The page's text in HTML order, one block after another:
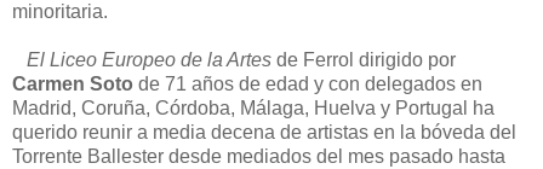
minoritaria.
El Liceo Europeo de la Artes de Ferrol dirigido por
Carmen Soto de 71 años de edad y con delegados en
Madrid, Coruña, Córdoba, Málaga, Huelva y Portugal ha
querido reunir a media decena de artistas en la bóveda del
Torrente Ballester desde mediados del mes pasado hasta